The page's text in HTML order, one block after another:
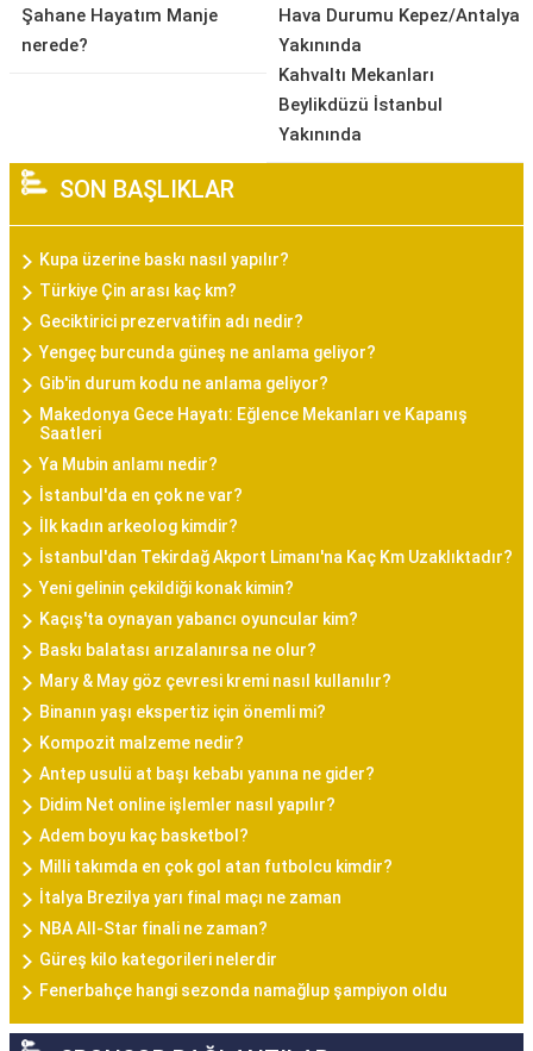
Şahane Hayatım Manje
nerede?
Hava Durumu Kepez/Antalya
Yakınında
Kahvaltı Mekanları
Beylikdüzü İstanbul
Yakınında
SON BAŞLIKLAR
Kupa üzerine baskı nasıl yapılır?
Türkiye Çin arası kaç km?
Geciktirici prezervatifin adı nedir?
Yengeç burcunda güneş ne anlama geliyor?
Gib'in durum kodu ne anlama geliyor?
Makedonya Gece Hayatı: Eğlence Mekanları ve Kapanış
Saatleri
Ya Mubin anlamı nedir?
İstanbul'da en çok ne var?
İlk kadın arkeolog kimdir?
İstanbul'dan Tekirdağ Akport Limanı'na Kaç Km Uzaklıktadır?
Yeni gelinin çekildiği konak kimin?
Kaçış'ta oynayan yabancı oyuncular kim?
Baskı balatası arızalanırsa ne olur?
Mary & May göz çevresi kremi nasıl kullanılır?
Binanın yaşı ekspertiz için önemli mi?
Kompozit malzeme nedir?
Antep usulü at başı kebabı yanına ne gider?
Didim Net online işlemler nasıl yapılır?
Adem boyu kaç basketbol?
Milli takımda en çok gol atan futbolcu kimdir?
İtalya Brezilya yarı final maçı ne zaman
NBA All-Star finali ne zaman?
Güreş kilo kategorileri nelerdir
Fenerbahçe hangi sezonda namağlup şampiyon oldu